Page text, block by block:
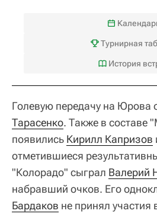
Турнирная
История
Голевую передачу на Юрова
Тарасенко. Также в составе
появились Кирилл Капризов
отметившиеся
"Колорадо" сыграл Валерий
набравший очков. Его
Бардаков не принял участия